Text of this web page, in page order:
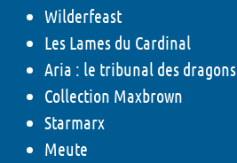
Wilderfeast
Les Lames du Cardinal
Aria : le tribunal des dragons
Collection Maxbrown
Starmarx
Meute